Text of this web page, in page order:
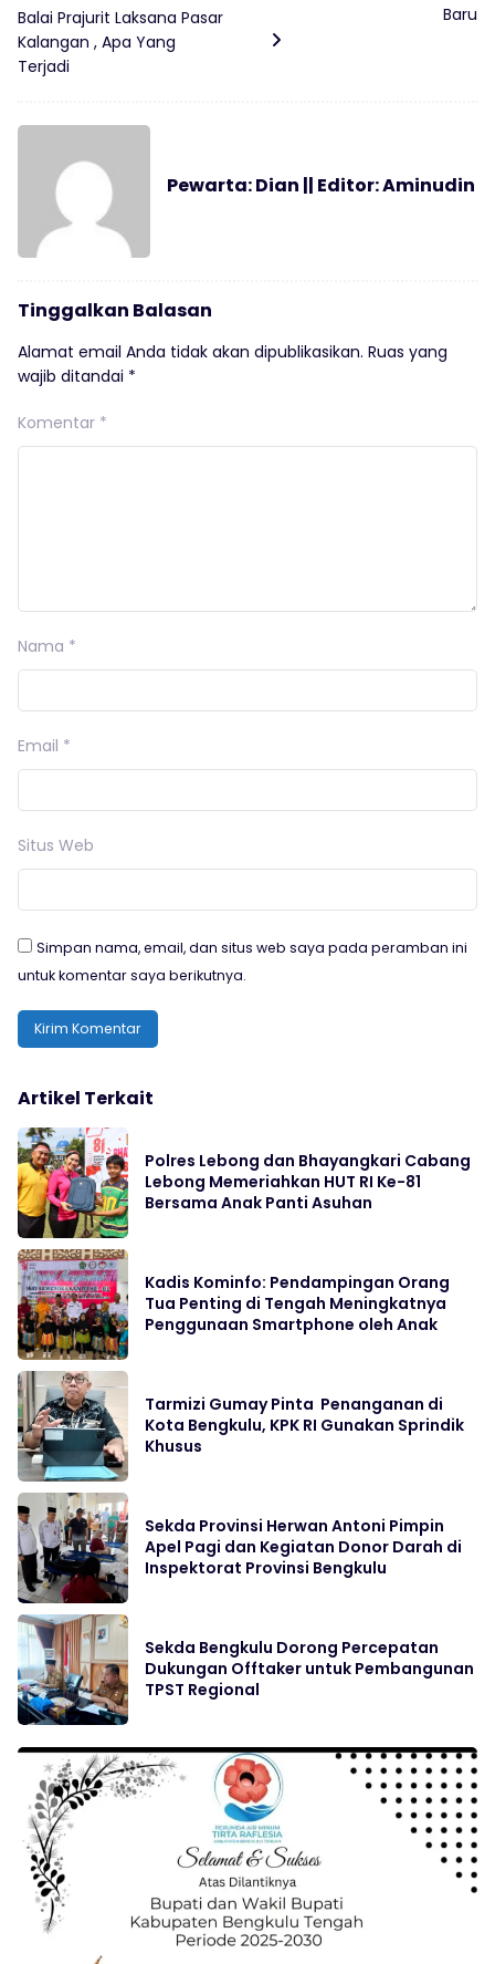
Balai Prajurit Laksana Pasar
Kalangan , Apa Yang
Terjadi
Baru
Pewarta: Dian || Editor: Aminudin
Tinggalkan Balasan
Alamat email Anda tidak akan dipublikasikan. Ruas yang
wajib ditandai *
Komentar *
Nama *
Email *
Situs Web
Simpan nama, email, dan situs web saya pada peramban ini
untuk komentar saya berikutnya.
Artikel Terkait
Polres Lebong dan Bhayangkari Cabang
Lebong Memeriahkan HUT RI Ke-81
Bersama Anak Panti Asuhan
Kadis Kominfo: Pendampingan Orang
Tua Penting di Tengah Meningkatnya
Penggunaan Smartphone oleh Anak
Tarmizi Gumay Pinta Penanganan di
Kota Bengkulu, KPK RI Gunakan Sprindik
Khusus
Sekda Provinsi Herwan Antoni Pimpin
Apel Pagi dan Kegiatan Donor Darah di
Inspektorat Provinsi Bengkulu
Sekda Bengkulu Dorong Percepatan
Dukungan Offtaker untuk Pembangunan
TPST Regional